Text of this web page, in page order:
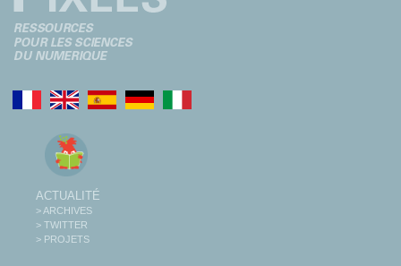
ACTUALITÉ
> ARCHIVES
> TWITTER
> PROJETS